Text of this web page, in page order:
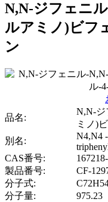
N,N-ジフェニ
ルアミノ)ビフ
ン
品名:
N,N-ジ
ミノ)
別名:
N4,N4
CAS番号:
製品番号:
CF-
分子式:
分子量:
975.23